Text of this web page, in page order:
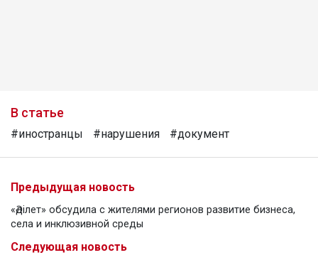
В статье
#иностранцы #нарушения #документ
Предыдущая новость
«Әділет» обсудила с жителями регионов развитие бизнеса,
села и инклюзивной среды
Следующая новость